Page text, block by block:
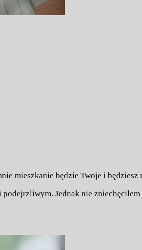
mieszkanie będzie Twoje i będziesz
Jednak nie